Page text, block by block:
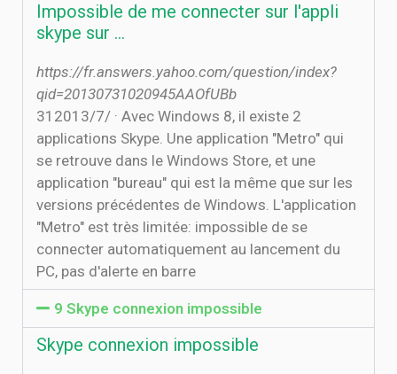
Impossible de me connecter sur l'appli
skype sur …
https://fr.answers.yahoo.com/question/index?
qid=20130731020945AAOfUBb
31‏‏/7‏‏/2013 · Avec Windows 8, il existe 2
applications Skype. Une application "Metro" qui
se retrouve dans le Windows Store, et une
application "bureau" qui est la même que sur les
versions précédentes de Windows. L'application
"Metro" est très limitée: impossible de se
connecter automatiquement au lancement du
PC, pas d'alerte en barre
9 Skype connexion impossible
Skype connexion impossible